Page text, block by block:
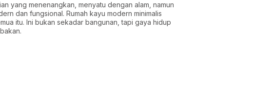
yang menenangkan, menyatu dengan alam, namun
dan fungsional. Rumah kayu modern minimalis
itu. Ini bukan sekadar bangunan, tapi gaya hidup